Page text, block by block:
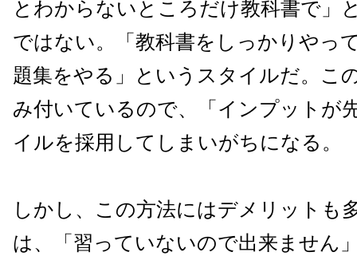
とわからないところだけ教科書で」
ではない。「教科書をしっかりやっ
題集をやる」というスタイルだ。こ
み付いているので、「インプットが
イルを採用してしまいがちになる。
しかし、この方法にはデメリットも
は、「習っていないので出来ません